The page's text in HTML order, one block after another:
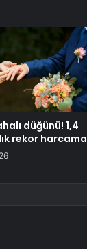
düğünü! 1,4
rekor harcama